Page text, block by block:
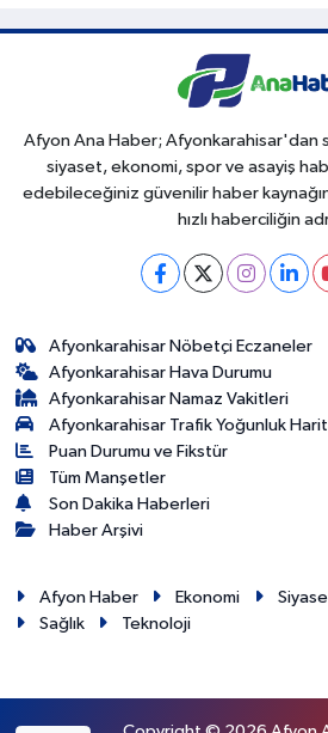
Afyon Ana Haber; Afyonkarahisar'dan
siyaset, ekonomi, spor ve asayiş
edebileceğiniz güvenilir haber
hızlı haberciliğin
Afyonkarahisar Nöbetçi Eczaneler
Afyonkarahisar Hava Durumu
Afyonkarahisar Namaz Vakitleri
Afyonkarahisar Trafik Yoğunluk
Puan Durumu ve Fikstür
Tüm Manşetler
Son Dakika Haberleri
Haber Arşivi
Afyon Haber Ekonomi
Sağlık
Teknoloji